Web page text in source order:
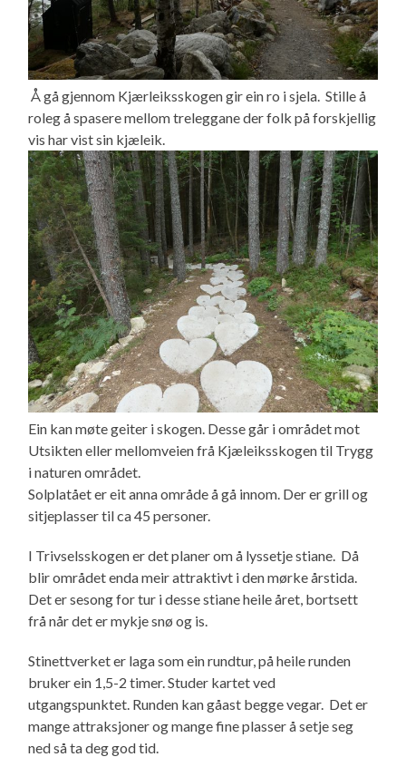
Å gå gjennom Kjærleiksskogen gir ein ro i sjela. Stille å
roleg å spasere mellom treleggane der folk på forskjellig
vis har vist sin kjæleik.
Ein kan møte geiter i skogen. Desse går i området mot
Utsikten eller mellomveien frå Kjæleiksskogen til Trygg
i naturen området.
Solplatået er eit anna område å gå innom. Der er grill og
sitjeplasser til ca 45 personer.
I Trivselsskogen er det planer om å lyssetje stiane. Då
blir området enda meir attraktivt i den mørke årstida.
Det er sesong for tur i desse stiane heile året, bortsett
frå når det er mykje snø og is.
Stinettverket er laga som ein rundtur, på heile runden
bruker ein 1,5-2 timer. Studer kartet ved
utgangspunktet. Runden kan gåast begge vegar. Det er
mange attraksjoner og mange fine plasser å setje seg
ned så ta deg god tid.